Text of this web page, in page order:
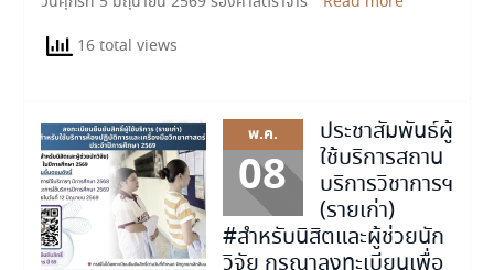
16 total views
พ.ค.
08
ประชาสัมพันธ์ผู้
ใช้บริการสถาน
บริการวิชาการฯ
(รายเก่า)
#สำหรับนิสิตและผู้ช่วยนัก